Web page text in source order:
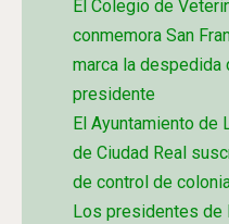
El Colegio de
conmemora San
marca la despedida
presidente
El Ayuntamiento de
de Ciudad Real
de control de
Los presidentes